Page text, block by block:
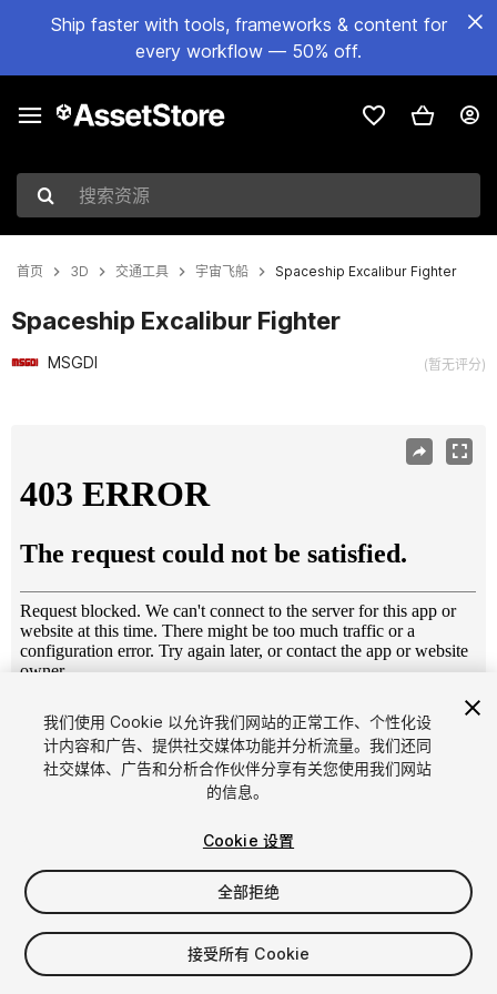
Ship faster with tools, frameworks & content for
every workflow — 50% off.
搜索资源
首页 3D 交通工具 宇宙飞船 Spaceship Excalibur Fighter
Spaceship Excalibur Fighter
MSGDI (暂无评分)
1/14
$12.50
增值税将在结算时计算
我们使用 Cookie 以允许我们网站的正常工作、个性化设
计内容和广告、提供社交媒体功能并分析流量。我们还同
社交媒体、广告和分析合作伙伴分享有关您使用我们网站
的信息。
Cookie 设置
全部拒绝
接受所有 Cookie